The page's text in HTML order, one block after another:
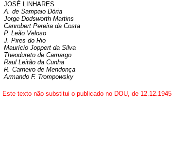
JOSÉ LINHARES
A. de Sampaio Dória
Jorge Dodsworth Martins
Canrobert Pereira da Costa
P. Leão Veloso
J. Pires do Rio
Maurício Joppert da Silva
Theodureto de Camargo
Raul Leitão da Cunha
R. Carneiro de Mendonça
Armando F. Trompowsky
Este texto não substitui o publicado no DOU, de 12.12.1945